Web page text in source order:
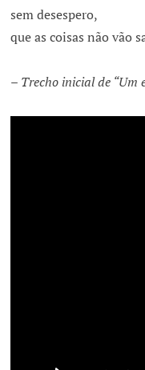
sem desespero,
que as coisas não vão
– Trecho inicial de “Um